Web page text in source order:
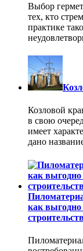
Выбор
тех, кто
практике
Козловой
в свою
имеет
дано
как выгодно